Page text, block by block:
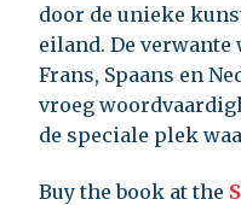
door de unieke
eiland. De verwante
Frans, Spaans en
vroeg
de speciale plek
Buy the book at the